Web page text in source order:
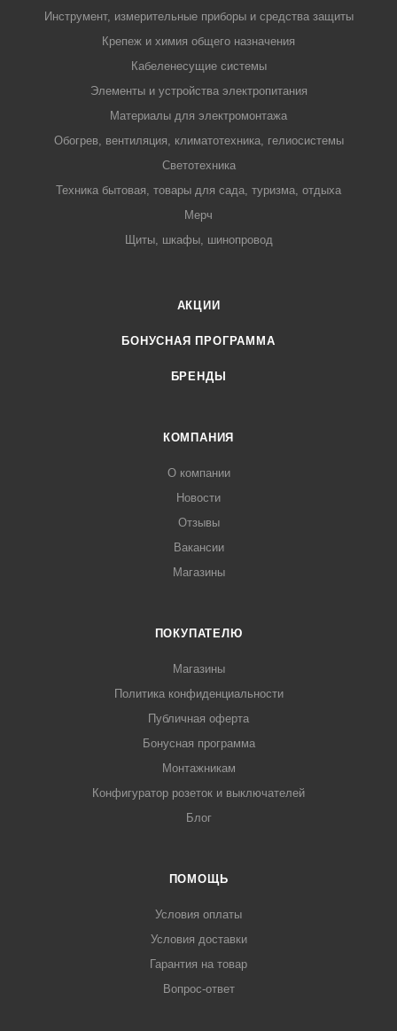
Инструмент, измерительные приборы и средства защиты
Крепеж и химия общего назначения
Кабеленесущие системы
Элементы и устройства электропитания
Материалы для электромонтажа
Обогрев, вентиляция, климатотехника, гелиосистемы
Светотехника
Техника бытовая, товары для сада, туризма, отдыха
Мерч
Щиты, шкафы, шинопровод
АКЦИИ
БОНУСНАЯ ПРОГРАММА
БРЕНДЫ
КОМПАНИЯ
О компании
Новости
Отзывы
Вакансии
Магазины
ПОКУПАТЕЛЮ
Магазины
Политика конфиденциальности
Публичная оферта
Бонусная программа
Монтажникам
Конфигуратор розеток и выключателей
Блог
ПОМОЩЬ
Условия оплаты
Условия доставки
Гарантия на товар
Вопрос-ответ